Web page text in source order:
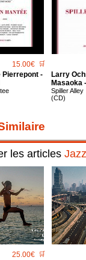
15.00€ 🛒
Pierrepont -
Larry
Masaoka
Spiller Alley
(CD)
les articles
25.00€ 🛒